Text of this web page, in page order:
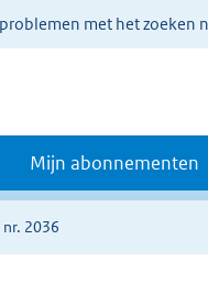
met het zoeken
Mijn abonnementen
2036